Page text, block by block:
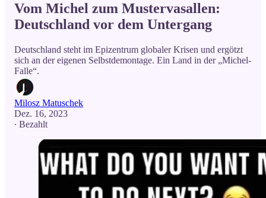
Vom Michel zum Mustervasallen:
Deutschland vor dem Untergang
Deutschland steht im Epizentrum globaler Krisen und ergötzt
sich an der eigenen Selbstdemontage. Ein Land in der „Michel-
Falle“.
Milosz Matuschek
Dez. 16, 2023
∙ Bezahlt